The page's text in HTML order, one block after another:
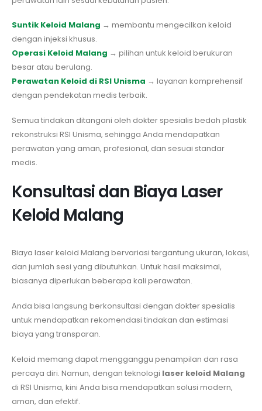
Suntik Keloid Malang → membantu mengecilkan keloid
dengan injeksi khusus.
Operasi Keloid Malang → pilihan untuk keloid berukuran
besar atau berulang.
Perawatan Keloid di RSI Unisma → layanan komprehensif
dengan pendekatan medis terbaik.
Semua tindakan ditangani oleh dokter spesialis bedah plastik
rekonstruksi RSI Unisma, sehingga Anda mendapatkan
perawatan yang aman, profesional, dan sesuai standar
medis.
Konsultasi dan Biaya Laser
Keloid Malang
Biaya laser keloid Malang bervariasi tergantung ukuran, lokasi,
dan jumlah sesi yang dibutuhkan. Untuk hasil maksimal,
biasanya diperlukan beberapa kali perawatan.
Anda bisa langsung berkonsultasi dengan dokter spesialis
untuk mendapatkan rekomendasi tindakan dan estimasi
biaya yang transparan.
Keloid memang dapat mengganggu penampilan dan rasa
percaya diri. Namun, dengan teknologi laser keloid Malang
di RSI Unisma, kini Anda bisa mendapatkan solusi modern,
aman, dan efektif.